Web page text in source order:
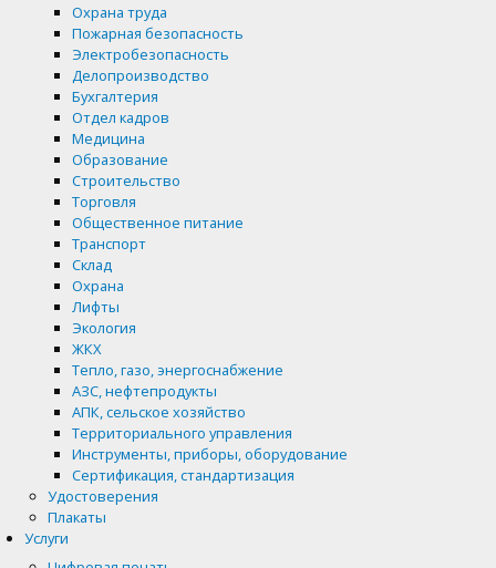
Охрана труда
Пожарная безопасность
Электробезопасность
Делопроизводство
Бухгалтерия
Отдел кадров
Медицина
Образование
Строительство
Торговля
Общественное питание
Транспорт
Склад
Охрана
Лифты
Экология
ЖКХ
Тепло, газо, энергоснабжение
АЗС, нефтепродукты
АПК, сельское хозяйство
Территориального управления
Инструменты, приборы, оборудование
Сертификация, стандартизация
Удостоверения
Плакаты
Услуги